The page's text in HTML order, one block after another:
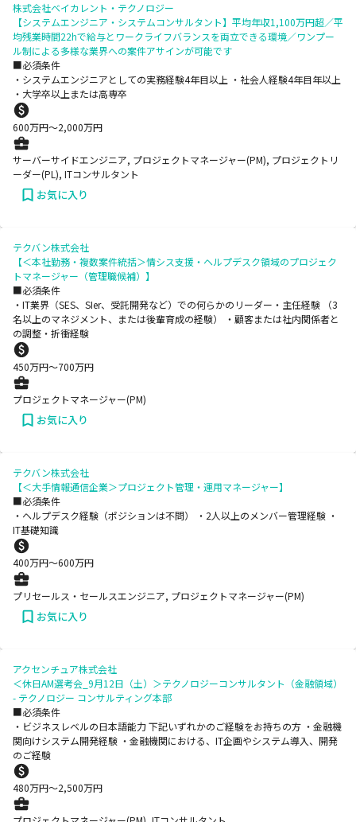
株式会社ベイカレント・テクノロジー
【システムエンジニア・システムコンサルタント】平均年収1,100万円超／平
均残業時間22hで給与とワークライフバランスを両立できる環境／ワンプー
ル制による多様な業界への案件アサインが可能です
■必須条件
・システムエンジニアとしての実務経験4年目以上 ・社会人経験4年目年以上
・大学卒以上または高専卒
600万円〜2,000万円
サーバーサイドエンジニア, プロジェクトマネージャー(PM), プロジェクトリ
ーダー(PL), ITコンサルタント
お気に入り
テクバン株式会社
【＜本社勤務・複数案件統括＞情シス支援・ヘルプデスク領域のプロジェク
トマネージャー（管理職候補）】
■必須条件
・IT業界（SES、SIer、受託開発など）での何らかのリーダー・主任経験 （3
名以上のマネジメント、または後輩育成の経験） ・顧客または社内関係者と
の調整・折衝経験
450万円〜700万円
プロジェクトマネージャー(PM)
お気に入り
テクバン株式会社
【＜大手情報通信企業＞プロジェクト管理・運用マネージャー】
■必須条件
・ヘルプデスク経験（ポジションは不問） ・2人以上のメンバー管理経験 ・
IT基礎知識
400万円〜600万円
プリセールス・セールスエンジニア, プロジェクトマネージャー(PM)
お気に入り
アクセンチュア株式会社
＜休日AM選考会_9月12日（土）＞テクノロジーコンサルタント（金融領域）
- テクノロジー コンサルティング本部
■必須条件
・ビジネスレベルの日本語能力 下記いずれかのご経験をお持ちの方 ・金融機
関向けシステム開発経験 ・金融機関における、IT企画やシステム導入、開発
のご経験
480万円〜2,500万円